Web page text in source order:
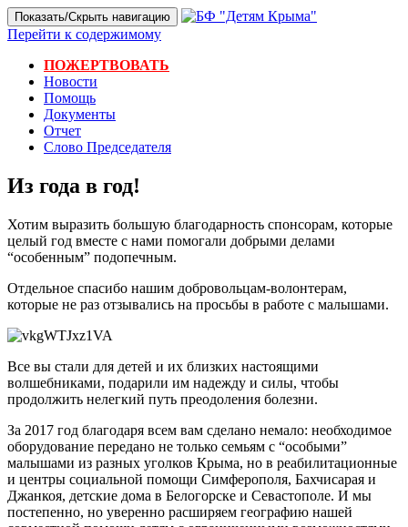
Показать/Скрыть навигацию
Перейти к содержимому
ПОЖЕРТВОВАТЬ
Новости
Помощь
Документы
Отчет
Слово Председателя
Из года в год!
Хотим выразить большую благодарность спонсорам, которые
целый год вместе с нами помогали добрыми делами
“особенным” подопечным.
Отдельное спасибо нашим добровольцам-волонтерам,
которые не раз отзывались на просьбы в работе с малышами.
Все вы стали для детей и их близких настоящими
волшебниками, подарили им надежду и силы, чтобы
продолжить нелегкий путь преодоления болезни.
За 2017 год благодаря всем вам сделано немало: необходимое
оборудование передано не только семьям с “особыми”
малышами из разных уголков Крыма, но в реабилитационные
и центры социальной помощи Симферополя, Бахчисарая и
Джанкоя, детские дома в Белогорске и Севастополе. И мы
постепенно, но уверенно расширяем географию нашей